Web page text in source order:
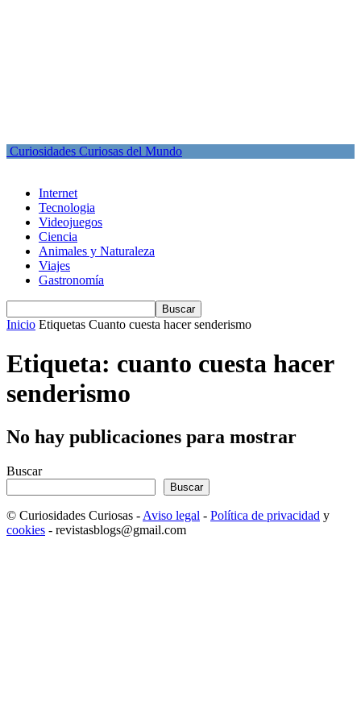
Curiosidades Curiosas del Mundo
Internet
Tecnologia
Videojuegos
Ciencia
Animales y Naturaleza
Viajes
Gastronomía
Inicio Etiquetas Cuanto cuesta hacer senderismo
Etiqueta: cuanto cuesta hacer
senderismo
No hay publicaciones para mostrar
Buscar
Buscar
© Curiosidades Curiosas - Aviso legal - Política de privacidad y
cookies - revistasblogs@gmail.com